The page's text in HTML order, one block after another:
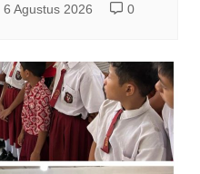
6 Agustus 2026 0